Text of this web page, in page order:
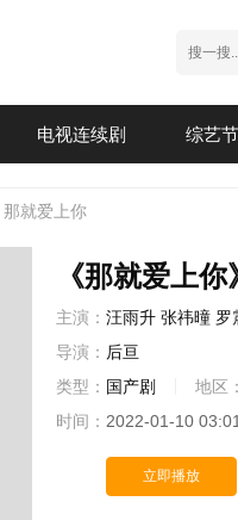
电视连续剧 综艺
那就爱上你
《那就爱上
主演： 汪雨升 张祎曈 罗
导演： 后亘
类型： 国产剧 地区：
时间： 2022-01-10
立即播放